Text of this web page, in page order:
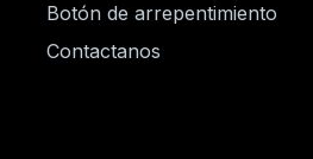
Botón de arrepentimiento
Contactanos